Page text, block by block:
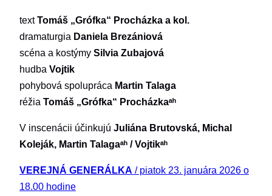
textTomáš „Grófka“ Procházka a kol.
dramaturgia Daniela Brezániová
scéna a kostýmy Silvia Zubajová
hudba Vojtik
pohybová spolupráca Martin Talaga
réžia Tomáš „Grófka“ Procházkaᵃʰ
V inscenácii účinkujú Juliána Brutovská, Michal
Koleják, Martin Talagaᵃʰ / Vojtikᵃʰ
VEREJNÁ GENERÁLKA / piatok 23. januára 2026 o
18.00 hodine